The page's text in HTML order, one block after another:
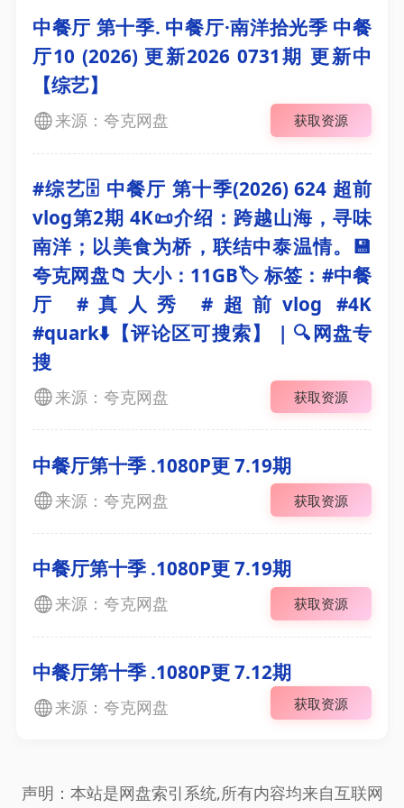
中餐厅 第十季. 中餐厅·南洋拾光季 中餐
厅10 (2026) 更新2026 0731期 更新中
【综艺】
来源：夸克网盘 获取资源
#综艺🗄 中餐厅 第十季(2026) 624 超前
vlog第2期 4K📜介绍：跨越山海，寻味
南洋；以美食为桥，联结中泰温情。💾
夸克网盘📁 大小：11GB🏷 标签：#中餐
厅 #真人秀 #超前vlog #4K
#quark⬇️【评论区可搜索】 | 🔍网盘专
搜
来源：夸克网盘 获取资源
中餐厅第十季 .1080P更 7.19期
来源：夸克网盘 获取资源
中餐厅第十季 .1080P更 7.19期
来源：夸克网盘 获取资源
中餐厅第十季 .1080P更 7.12期
来源：夸克网盘 获取资源
声明：本站是网盘索引系统,所有内容均来自互联网